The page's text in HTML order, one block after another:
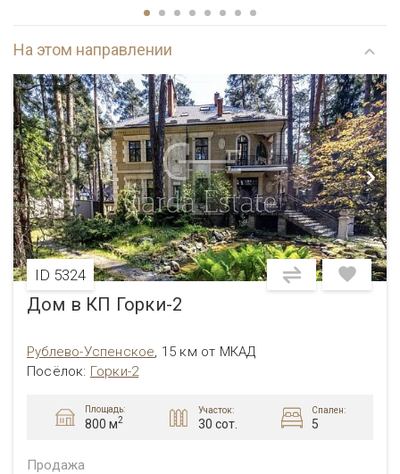
На этом направлении
ID 5324
Дом в КП Горки-2
Рублево-Успенское, 15 км от МКАД
Посёлок: Горки-2
Площадь:
800 м2
Участок:
30 сот.
Спален:
5
Продажа